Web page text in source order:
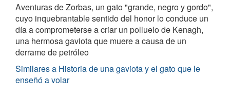
Aventuras de Zorbas, un gato "grande, negro y gordo",
cuyo inquebrantable sentido del honor lo conduce un
día a comprometerse a criar un polluelo de Kenagh,
una hermosa gaviota que muere a causa de un
derrame de petróleo
Similares a Historia de una gaviota y el gato que le
enseñó a volar